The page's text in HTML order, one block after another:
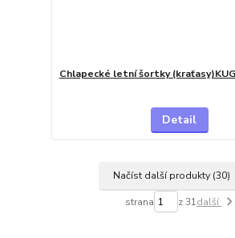
Chlapecké letní šortky
Detail
Načíst další produkty (30)
strana z 31další